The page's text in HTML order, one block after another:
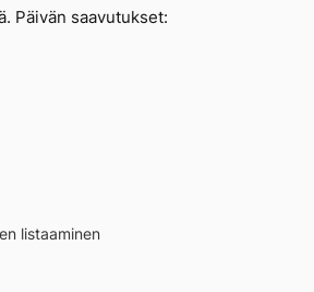
Päivän saavutukset:
listaaminen